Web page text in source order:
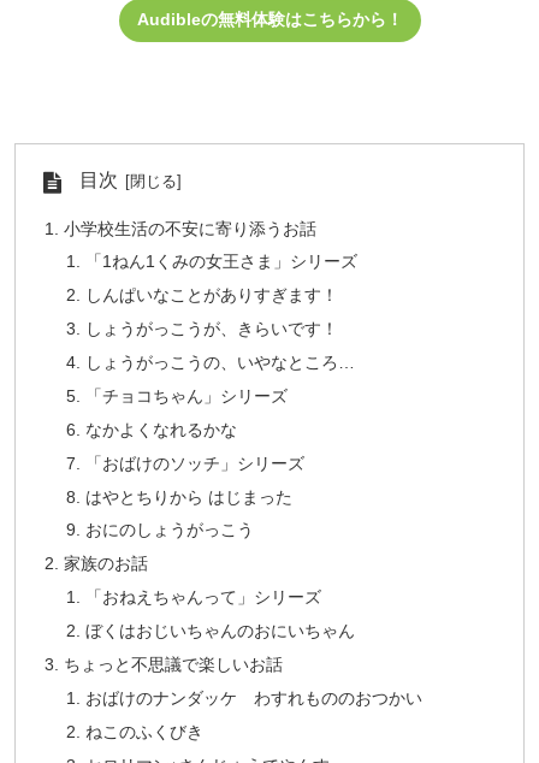
Audibleの無料体験はこちらから！
目次
小学校生活の不安に寄り添うお話
「1ねん1くみの女王さま」シリーズ
しんぱいなことがありすぎます！
しょうがっこうが、きらいです！
しょうがっこうの、いやなところ…
「チョコちゃん」シリーズ
なかよくなれるかな
「おばけのソッチ」シリーズ
はやとちりから はじまった
おにのしょうがっこう
家族のお話
「おねえちゃんって」シリーズ
ぼくはおじいちゃんのおにいちゃん
ちょっと不思議で楽しいお話
おばけのナンダッケ わすれもののおつかい
ねこのふくびき